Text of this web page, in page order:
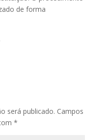
de forma
será publicado. Campos
*